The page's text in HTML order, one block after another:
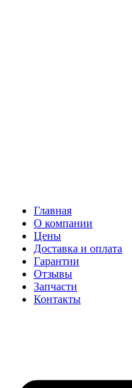
Главная
О компании
Цены
Доставка и оплата
Гарантии
Отзывы
Запчасти
Контакты